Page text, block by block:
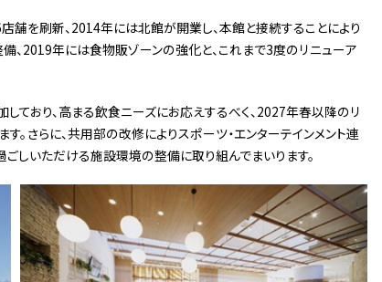
を刷新、2014年には北館が開業し、本館と接続することにより
、2019年には食物販ゾーンの強化と、これまで3度のリニューア
ており、高まる飲食ニーズにお応えするべく、2027年春以降のリ
さらに、共用部の改修によりスポーツ・エンターテインメント連
しいただける施設環境の整備に取り組んでまいります。